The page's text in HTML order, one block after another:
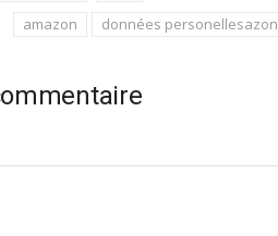
amazon données personellesazon